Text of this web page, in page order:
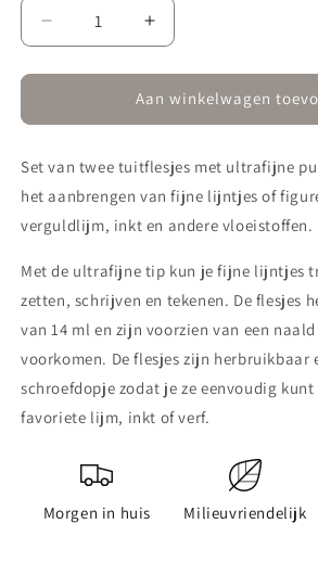
Aantal
verlagen
voor
flesjes
delige
set
Aantal
verhogen
voor
Applicator
flesjes
delige
set
Aan winkelwagen
Set van twee tuitflesjes met ultrafijne
het aanbrengen van fijne lijntjes of
verguldlijm, inkt en andere vloeistoffen.
Met de ultrafijne tip kun je fijne lijntjes
zetten, schrijven en tekenen. De flesjes
van 14 ml en zijn voorzien van een
voorkomen. De flesjes zijn herbruikbaar
schroefdopje zodat je ze eenvoudig
favoriete lijm, inkt of verf.
Morgen in huis Milieuvriendelijk